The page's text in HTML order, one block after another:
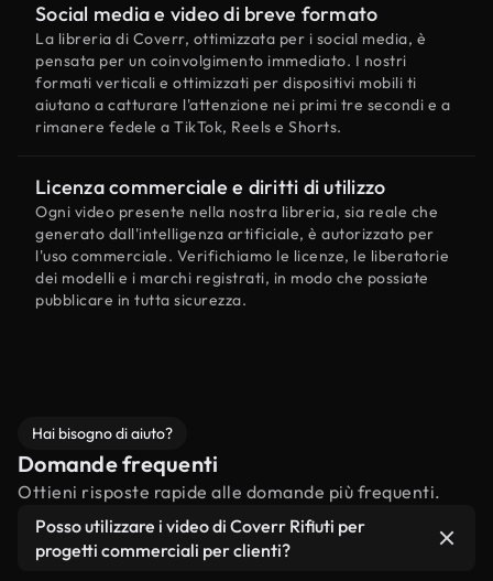
Social media e video di breve formato
La libreria di Coverr, ottimizzata per i social media, è
pensata per un coinvolgimento immediato. I nostri
formati verticali e ottimizzati per dispositivi mobili ti
aiutano a catturare l'attenzione nei primi tre secondi e a
rimanere fedele a TikTok, Reels e Shorts.
Licenza commerciale e diritti di utilizzo
Ogni video presente nella nostra libreria, sia reale che
generato dall'intelligenza artificiale, è autorizzato per
l'uso commerciale. Verifichiamo le licenze, le liberatorie
dei modelli e i marchi registrati, in modo che possiate
pubblicare in tutta sicurezza.
Hai bisogno di aiuto?
Domande frequenti
Ottieni risposte rapide alle domande più frequenti.
Posso utilizzare i video di Coverr Rifiuti per
progetti commerciali per clienti?